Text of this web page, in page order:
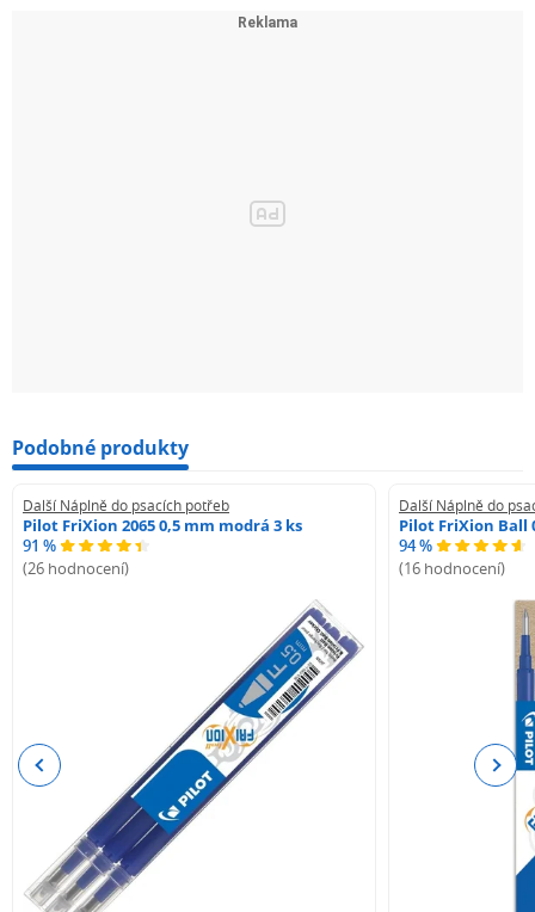
Podobné produkty
Další Náplně do psacích potřeb
Pilot FriXion 2065 0,5 mm modrá 3 ks
91 %
(26 hodnocení)
Další Náplně do
Pilot FriXion Ball
94 %
(16 hodnocení)
Previous Next